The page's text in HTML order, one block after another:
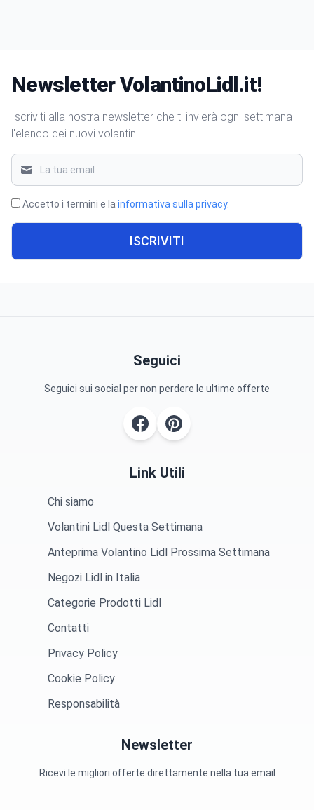
Newsletter VolantinoLidl.it!
Iscriviti alla nostra newsletter che ti invierà ogni settimana
l'elenco dei nuovi volantini!
Accetto i termini e la informativa sulla privacy.
ISCRIVITI
Seguici
Seguici sui social per non perdere le ultime offerte
Link Utili
Chi siamo
Volantini Lidl Questa Settimana
Anteprima Volantino Lidl Prossima Settimana
Negozi Lidl in Italia
Categorie Prodotti Lidl
Contatti
Privacy Policy
Cookie Policy
Responsabilità
Newsletter
Ricevi le migliori offerte direttamente nella tua email